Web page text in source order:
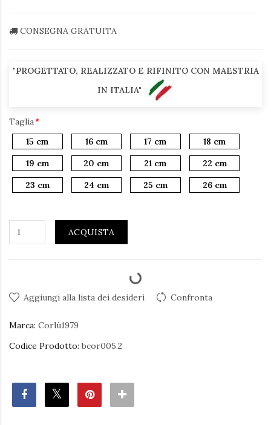
CONSEGNA GRATUITA
"PROGETTATO, REALIZZATO E RIFINITO CON MAESTRIA
IN ITALIA"
Taglia
15 cm
16 cm 17 cm
18 cm
19 cm
20 cm 21 cm
22 cm
23 cm
24 cm 25 cm 26 cm
ACQUISTA
Aggiungi alla lista dei desideri Confronta
Marca: Corlù1979
Codice Prodotto: bcor005.2